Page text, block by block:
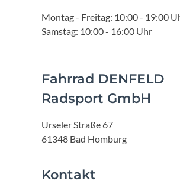
Montag - Freitag: 10:00 - 19:00
Samstag: 10:00 - 16:00 Uhr
Fahrrad DENFELD
Radsport GmbH
Urseler Straße 67
61348 Bad Homburg
Kontakt